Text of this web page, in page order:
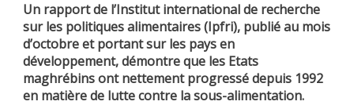
Un rapport de l’Institut international de recherche
sur les politiques alimentaires (Ipfri), publié au mois
d’octobre et portant sur les pays en
développement, démontre que les Etats
maghrébins ont nettement progressé depuis 1992
en matière de lutte contre la sous-alimentation.